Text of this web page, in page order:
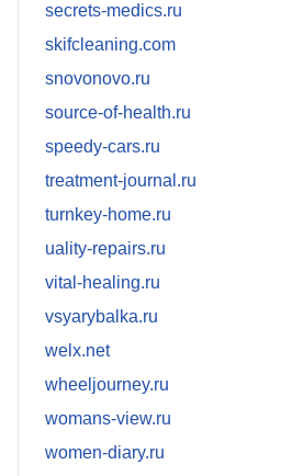
secrets-medics.ru
skifcleaning.com
snovonovo.ru
source-of-health.ru
speedy-cars.ru
treatment-journal.ru
turnkey-home.ru
uality-repairs.ru
vital-healing.ru
vsyarybalka.ru
welx.net
wheeljourney.ru
womans-view.ru
women-diary.ru